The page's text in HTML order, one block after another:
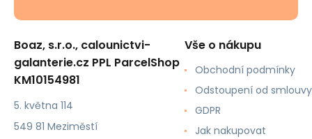
Boaz, s.r.o., calounictvi-
galanterie.cz PPL ParcelShop
KM10154981
5. května 114
549 81 Meziměstí
Vše o nákupu
Obchodní podmínky
Odstoupení od smlouvy
GDPR
Jak nakupovat